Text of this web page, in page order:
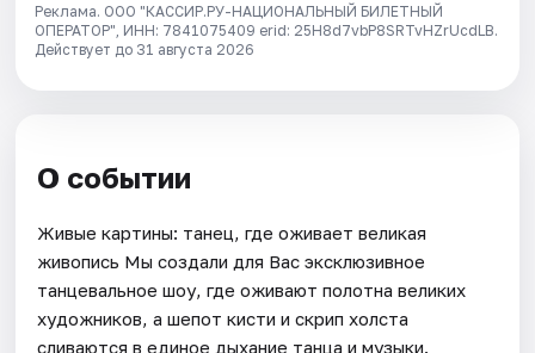
Реклама. ООО "КАССИР.РУ-НАЦИОНАЛЬНЫЙ БИЛЕТНЫЙ
ОПЕРАТОР", ИНН: 7841075409 erid: 25H8d7vbP8SRTvHZrUcdLB.
Действует до 31 августа 2026
О событии
Живые картины: танец, где оживает великая
живопись Мы создали для Вас эксклюзивное
танцевальное шоу, где оживают полотна великих
художников, а шепот кисти и скрип холста
сливаются в единое дыхание танца и музыки.